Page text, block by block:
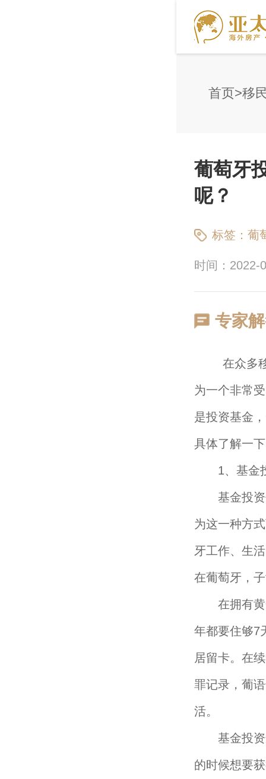
首页 移
葡萄牙
呢？
标签： 葡
时间：2022-
专家
在众多移
为一个非常
是投资基金
具体了解一
1、基金
基金投资
为这一种方
牙工作、生
在葡萄牙，
在拥有黄
年都要住够7
居留卡。在
罪记录，葡
活。
基金投资
的时候想要